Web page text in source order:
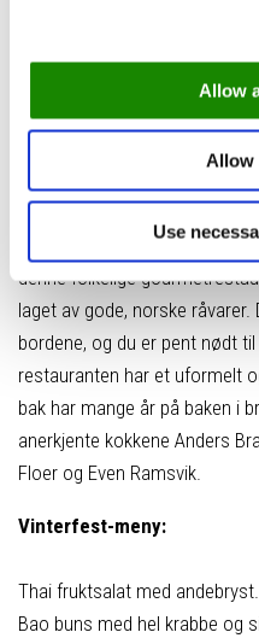
Allow
Allow
Use
og det er heller ikke så rart.
Christiania Sparebank, men
ut med duften av kultur og mat.
Det er ingen enkel oppgave å
det stilrene og pertentlige,
denne folkelige
laget av gode, norske råvarer.
bordene, og du er pent nødt
restauranten har et uformelt
bak har mange år på baken i
anerkjente kokkene Anders
Floer og Even Ramsvik.
Vinterfest-meny:
Thai fruktsalat med andebryst.
Bao buns med hel krabbe og